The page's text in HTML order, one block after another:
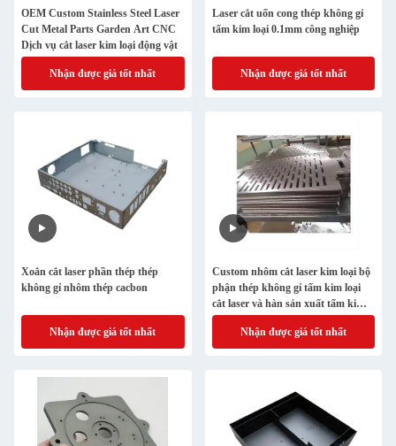
OEM Custom Stainless Steel Laser
Cut Metal Parts Garden Art CNC
Dịch vụ cắt laser kim loại động vật
Nhận được giá tốt nhất
Laser cắt uốn cong thép không gỉ
tấm kim loại 0.1mm công nghiệp
Nhận được giá tốt nhất
Xoắn cắt laser phần thép thép
không gỉ nhôm thép cacbon
Nhận được giá tốt nhất
Custom nhôm cắt laser kim loại bộ
phận thép không gỉ tấm kim loại
cắt laser và hàn sản xuất tấm kim
loại
Nhận được giá tốt nhất